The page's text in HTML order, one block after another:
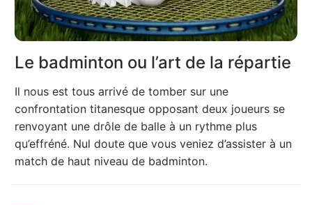
Le badminton ou l’art de la répartie
Il nous est tous arrivé de tomber sur une
confrontation titanesque opposant deux joueurs se
renvoyant une drôle de balle à un rythme plus
qu’effréné. Nul doute que vous veniez d’assister à un
match de haut niveau de badminton.